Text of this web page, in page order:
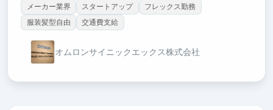
メーカー業界
スタートアップ
フレックス勤務
服装髪型自由
交通費支給
オムロンサイニックエックス株式会社